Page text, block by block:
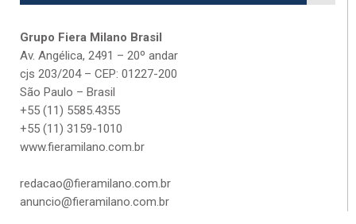
Grupo Fiera Milano Brasil
Av. Angélica, 2491 – 20º andar
cjs 203/204 – CEP: 01227-200
São Paulo – Brasil
+55 (11) 5585.4355
+55 (11) 3159-1010
www.fieramilano.com.br
redacao@fieramilano.com.br
anuncio@fieramilano.com.br